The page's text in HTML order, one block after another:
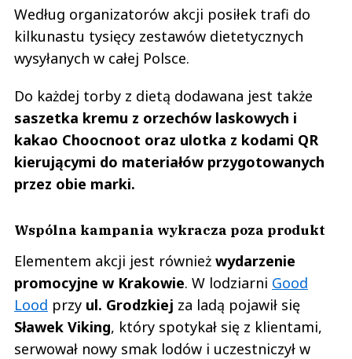
Według organizatorów akcji posiłek trafi do
kilkunastu tysięcy zestawów dietetycznych
wysyłanych w całej Polsce.
Do każdej torby z dietą dodawana jest także
saszetka kremu z orzechów laskowych i
kakao Choocnoot oraz ulotka z kodami QR
kierującymi do materiałów przygotowanych
przez obie marki.
Wspólna kampania wykracza poza produkt
Elementem akcji jest również wydarzenie
promocyjne w Krakowie. W lodziarni Good
Lood przy ul. Grodzkiej za ladą pojawił się
Sławek Viking, który spotykał się z klientami,
serwował nowy smak lodów i uczestniczył w